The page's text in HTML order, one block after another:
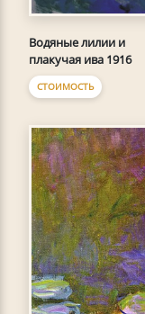
Водяные лилии и
плакучая ива 1916
СТОИМОСТЬ